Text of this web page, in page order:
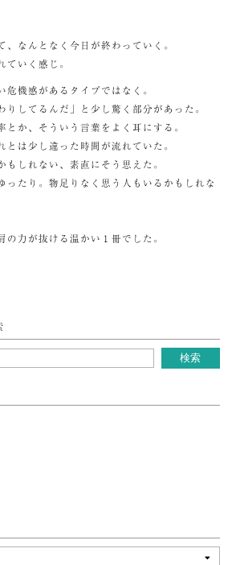
、なんとなく今日が終わっていく。
ていく感じ。
危機感があるタイプではなく。
りしてるんだ」と少し驚く部分があった。
とか、そういう言葉をよく耳にする。
とは少し違った時間が流れていた。
もしれない、素直にそう思えた。
ったり。物足りなく思う人もいるかもしれな
の力が抜ける温かい１冊でした。